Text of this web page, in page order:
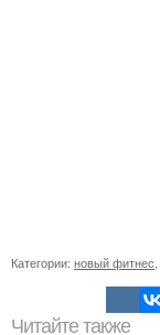
Категории: новый фитнес
Читайте также